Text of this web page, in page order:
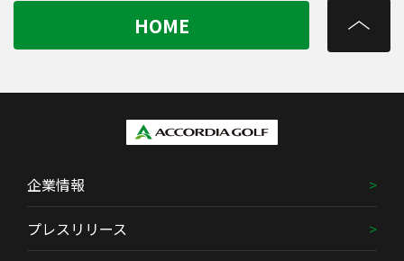
HOME
企業情報
プレスリリース